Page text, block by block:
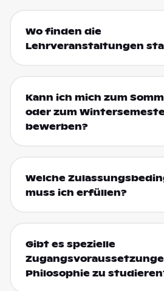
Wo finden die
Lehrveranstaltungen
Kann ich mich zum
oder zum
bewerben?
Welche
muss ich erfüllen?
Gibt es spezielle
Philosophie zu